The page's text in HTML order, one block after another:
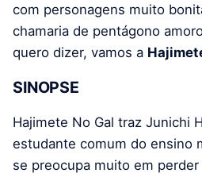
com personagens muito
chamaria de pentágono
quero dizer, vamos a
SINOPSE
Hajimete No Gal traz Junichi
estudante comum do ensino
se preocupa muito em